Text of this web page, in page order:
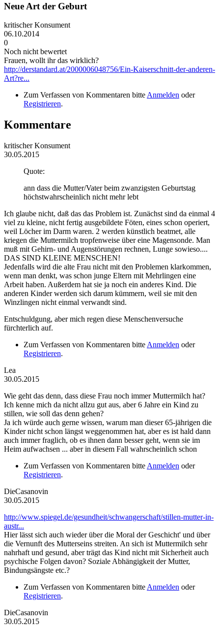
Neue Art der Geburt
kritischer Konsument
06.10.2014
0
Noch nicht bewertet
Frauen, wollt ihr das wirklich?
http://derstandard.at/2000006048756/Ein-Kaiserschnitt-der-anderen-
Art?re...
Zum Verfassen von Kommentaren bitte Anmelden oder
Registrieren.
Kommentare
kritischer Konsument
30.05.2015
Quote:
ann dass die Mutter/Vater beim zwanzigsten Geburtstag
höchstwahrscheinlich nicht mehr lebt
Ich glaube nicht, daß das das Problem ist. Zunächst sind da einmal 4
viel zu kleine, nicht fertig ausgebildete Föten, eines schon operiert,
weil Löcher im Darm waren. 2 werden künstlich beatmet, alle
kriegen die Muttermilch tropfenweise über eine Magensonde. Man
muß mit Gehirn- und Augenstörungen rechnen, Lunge sowieso....
DAS SIND KLEINE MENSCHEN!
Jedenfalls wird die alte Frau nicht mit den Problemen klarkommen,
wenn man denkt, was schon junge Eltern mit Mehrlingen eine
Arbeit haben. Außerdem hat sie ja noch ein anderes Kind. Die
anderen Kinder werden sich darum kümmern, weil sie mit den
Winzlingen nicht einmal verwandt sind.
Entschuldgung, aber mich regen diese Menschenversuche
fürchterlich auf.
Zum Verfassen von Kommentaren bitte Anmelden oder
Registrieren.
Lea
30.05.2015
Wie geht das denn, dass diese Frau noch immer Muttermilch hat?
Ich kenne mich da nicht allzu gut aus, aber 6 Jahre ein Kind zu
stillen, wie soll das denn gehen?
Ja ich würde auch gerne wissen, warum man dieser 65-jährigen die
Kinder nicht schon längst weggenommen hat, aber es ist hald dann
auch immer fraglich, ob es ihnen dann besser geht, wenn sie im
Heim aufwachsen ... aber in diesem Fall wahrscheinlich schon
Zum Verfassen von Kommentaren bitte Anmelden oder
Registrieren.
DieCasanovin
30.05.2015
http://www.spiegel.de/gesundheit/schwangerschaft/stillen-mutter-in-
austr...
Hier lässt sich auch wieder über die Moral der Geschicht' und über
die Vernunft des Mutterseins streiten. An sich ist Muttermilch sehr
nahrhaft und gesund, aber trägt das Kind nicht mit Sicherheit auch
psychische Folgen davon? Soziale Abhängigkeit der Mutter,
Bindungsängste etc.?
Zum Verfassen von Kommentaren bitte Anmelden oder
Registrieren.
DieCasanovin
30.05.2015